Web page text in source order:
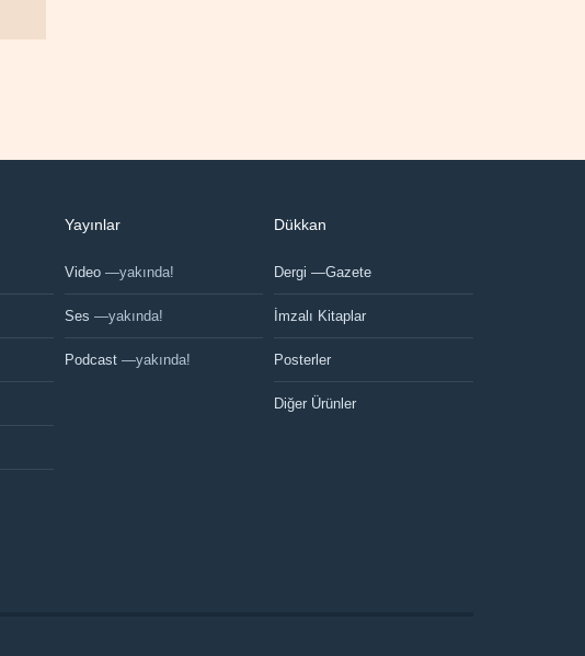
Yayınlar
Video —yakında!
Ses —yakında!
Podcast —yakında!
Dükkan
Dergi —Gazete
İmzalı Kitaplar
Posterler
Diğer Ürünler